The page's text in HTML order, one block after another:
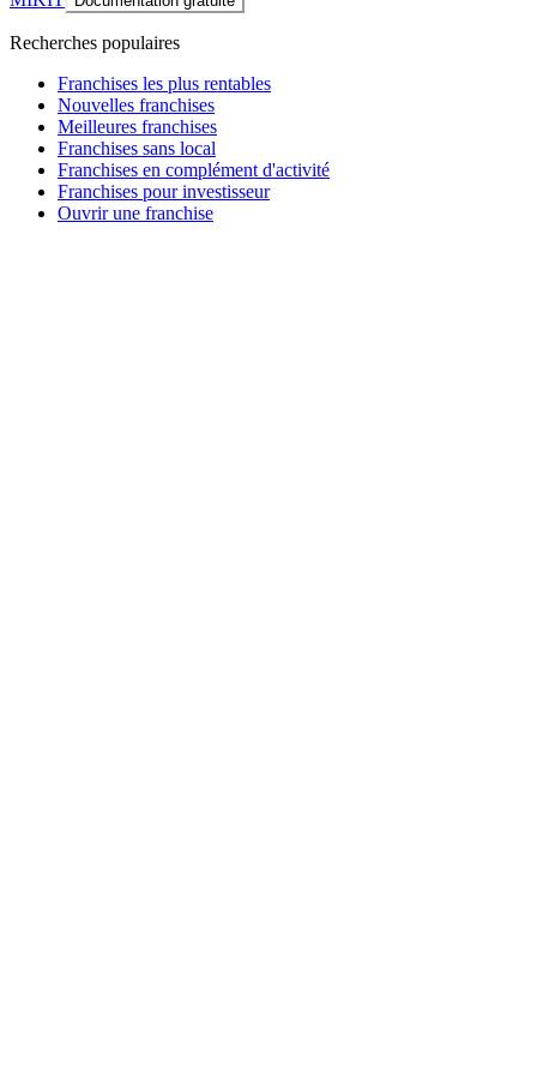
Recherches populaires
Franchises les plus rentables
Nouvelles franchises
Meilleures franchises
Franchises sans local
Franchises en complément d'activité
Franchises pour investisseur
Ouvrir une franchise